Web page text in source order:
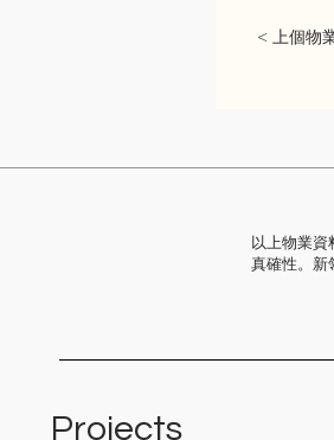
< 上個物
以上物業
真確性。新
Projects